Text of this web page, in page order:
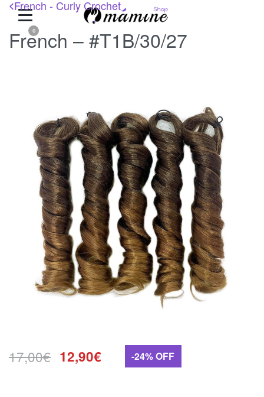
0
<French - Curly Crochet
French – #T1B/30/27
17,00€ 12,90€ -24% OFF